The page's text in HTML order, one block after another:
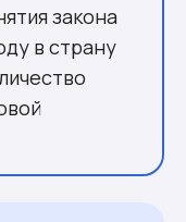
закона
в страну